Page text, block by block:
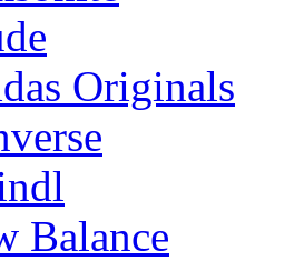
Originals
Balance